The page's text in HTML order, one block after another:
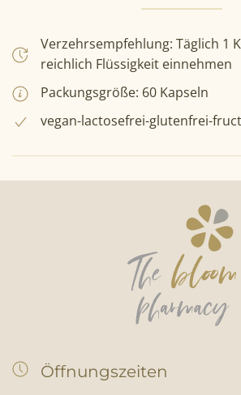
Verzehrsempfehlung: Täglich 1
reichlich Flüssigkeit einnehmen
Packungsgröße: 60 Kapseln
vegan-lactosefrei-glutenfrei-
Öffnungszeiten